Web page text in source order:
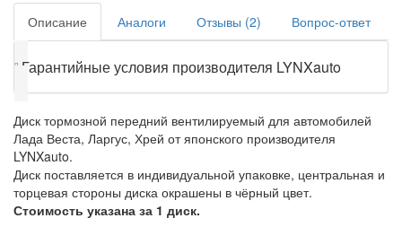
Описание Аналоги Отзывы (2) Вопрос-ответ
❕ Гарантийные условия производителя LYNXauto
Диск тормозной передний вентилируемый для автомобилей
Лада Веста, Ларгус, Хрей от японского производителя
LYNXauto.
Диск поставляется в индивидуальной упаковке, центральная и
торцевая стороны диска окрашены в чёрный цвет.
Стоимость указана за 1 диск.